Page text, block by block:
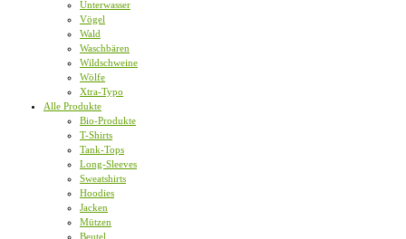
Unterwasser
Vögel
Wald
Waschbären
Wildschweine
Wölfe
Xtra-Typo
Alle Produkte
Bio-Produkte
T-Shirts
Tank-Tops
Long-Sleeves
Sweatshirts
Hoodies
Jacken
Mützen
Beutel